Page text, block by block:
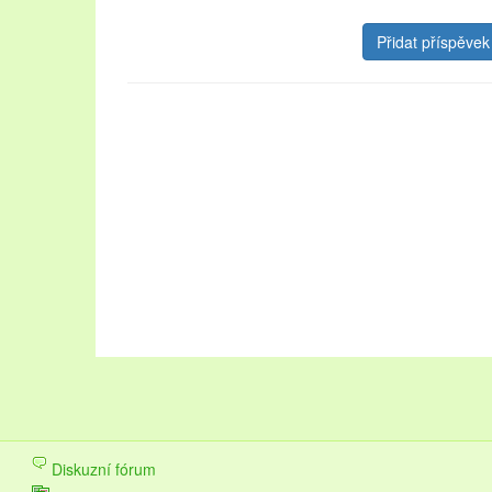
upřednostňujete přírodu a les, vyberte sichaty k
vinobraní.
Diskuzní fórum